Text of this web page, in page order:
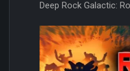
Deep Rock Galactic: